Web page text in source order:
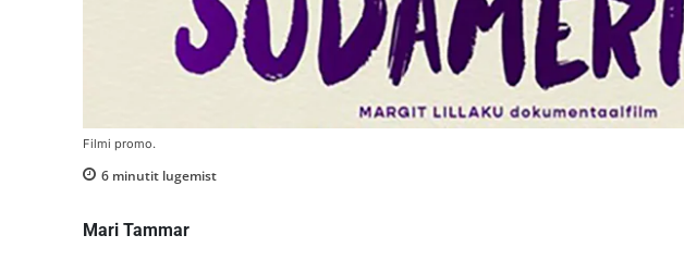
Filmi promo.
6 minutit lugemist
Mari Tammar